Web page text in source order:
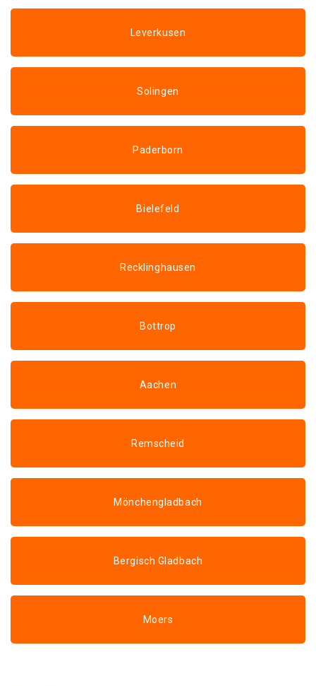
Leverkusen
Solingen
Paderborn
Bielefeld
Recklinghausen
Bottrop
Aachen
Remscheid
Mönchengladbach
Bergisch Gladbach
Moers